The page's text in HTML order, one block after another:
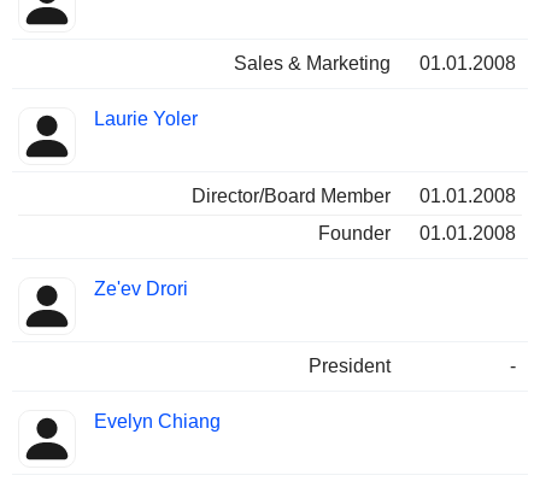
Sales & Marketing 01.01.2008
Laurie Yoler
Director/Board Member
01.01.2008
Founder
01.01.2008
Ze'ev Drori
President -
Evelyn Chiang